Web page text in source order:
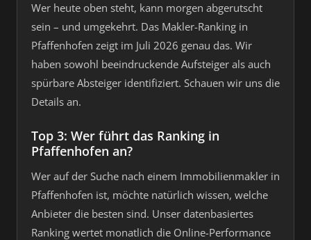
Wer heute oben steht, kann morgen abgerutscht
sein – und umgekehrt. Das Makler-Ranking in
Pfaffenhofen zeigt im Juli 2026 genau das. Wir
haben sowohl beeindruckende Aufsteiger als auch
spürbare Absteiger identifiziert. Schauen wir uns die
Details an.
Top 3: Wer führt das Ranking in
Pfaffenhofen an?
Wer auf der Suche nach einem Immobilienmakler in
Pfaffenhofen ist, möchte natürlich wissen, welche
Anbieter die besten sind. Unser datenbasiertes
Ranking wertet monatlich die Online-Performance